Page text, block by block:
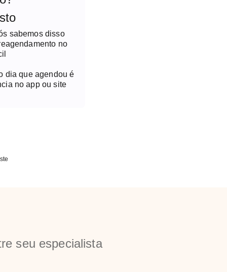
sabemos disso
no
dia que agendou é
no app ou site
seu especialista